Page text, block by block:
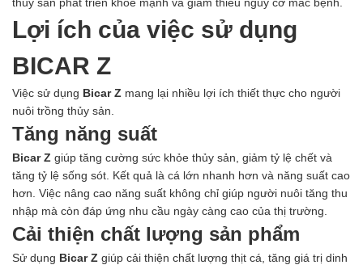
Lợi ích của việc sử dụng
BICAR Z
Việc sử dụng Bicar Z mang lại nhiều lợi ích thiết thực cho người
nuôi trồng thủy sản.
Tăng năng suất
Bicar Z giúp tăng cường sức khỏe thủy sản, giảm tỷ lệ chết và
tăng tỷ lệ sống sót. Kết quả là cá lớn nhanh hơn và năng suất cao
hơn. Việc nâng cao năng suất không chỉ giúp người nuôi tăng thu
nhập mà còn đáp ứng nhu cầu ngày càng cao của thị trường.
Cải thiện chất lượng sản phẩm
Sử dụng Bicar Z giúp cải thiện chất lượng thịt cá, tăng giá trị dinh